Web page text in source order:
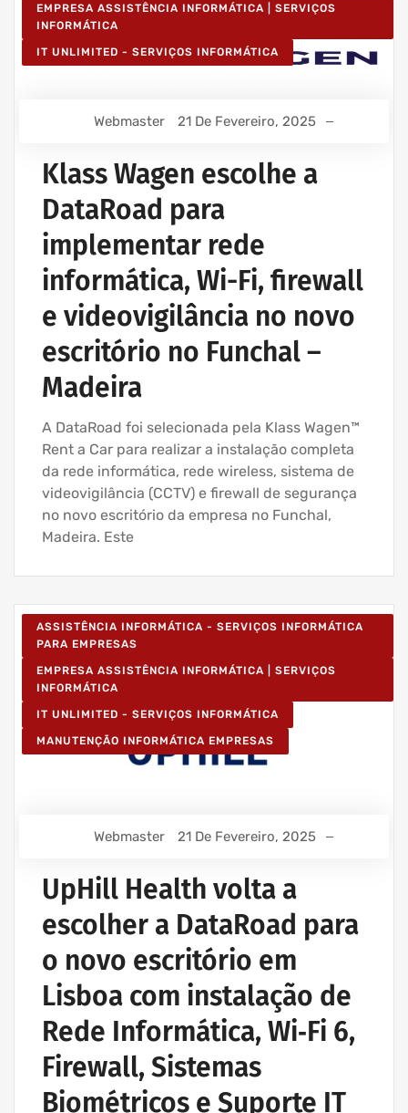
EMPRESA ASSISTÊNCIA INFORMÁTICA | SERVIÇOS
INFORMÁTICA
IT UNLIMITED - SERVIÇOS INFORMÁTICA
Webmaster 21 De Fevereiro, 2025
Klass Wagen escolhe a
DataRoad para
implementar rede
informática, Wi-Fi, firewall
e videovigilância no novo
escritório no Funchal –
Madeira
A DataRoad foi selecionada pela Klass Wagen™
Rent a Car para realizar a instalação completa
da rede informática, rede wireless, sistema de
videovigilância (CCTV) e firewall de segurança
no novo escritório da empresa no Funchal,
Madeira. Este
ASSISTÊNCIA INFORMÁTICA - SERVIÇOS INFORMÁTICA
PARA EMPRESAS
EMPRESA ASSISTÊNCIA INFORMÁTICA | SERVIÇOS
INFORMÁTICA
IT UNLIMITED - SERVIÇOS INFORMÁTICA
MANUTENÇÃO INFORMÁTICA EMPRESAS
Webmaster 21 De Fevereiro, 2025
UpHill Health volta a
escolher a DataRoad para
o novo escritório em
Lisboa com instalação de
Rede Informática, Wi‑Fi 6,
Firewall, Sistemas
Biométricos e Suporte IT